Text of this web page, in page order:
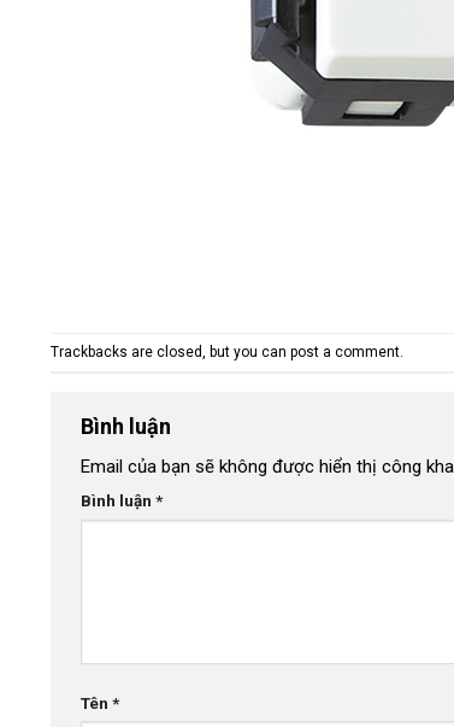
Trackbacks are closed, but you can post a comment
Bình luận
Email của bạn sẽ không được hiển thị công
Bình luận *
Tên *